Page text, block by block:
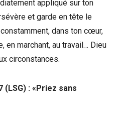
appliqué sur ton
et garde en tête le
dans ton cœur,
en marchant, au travail… Dieu
circonstances.
(LSG) : «Priez sans